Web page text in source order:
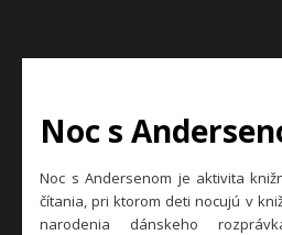
Noc s
Noc s Andersenom je aktivita
čítania, pri ktorom deti nocujú v
narodenia dánskeho